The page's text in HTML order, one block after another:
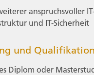
anspruchsvoller
und IT-Sicherheit
und Qualifikation
Diplom oder